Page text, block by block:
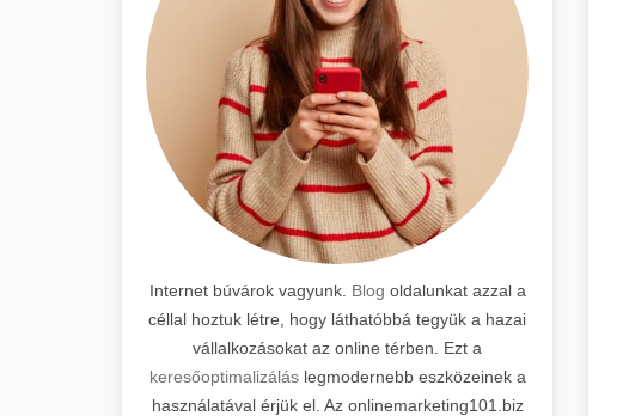
Internet búvárok vagyunk. Blog oldalunkat azzal a
céllal hoztuk létre, hogy láthatóbbá tegyük a hazai
vállalkozásokat az online térben. Ezt a
keresőoptimalizáláslegmodernebb eszközeinek a
használatával érjük el. Az onlinemarketing101.biz